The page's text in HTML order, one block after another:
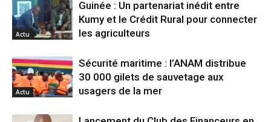
Actu
Guinée : Un partenariat inédit entre
Kumy et le Crédit Rural pour connecter
les agriculteurs
Actu
Sécurité maritime : l’ANAM distribue
30 000 gilets de sauvetage aux
usagers de la mer